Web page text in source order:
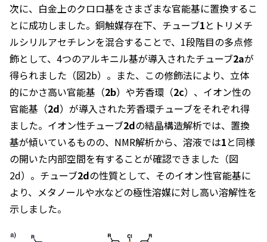
次に、白金上のクロロ基をさまざまな官能基に置換するこ
とに成功しました。銅触媒存在下、チューブ1とトリメチ
ルシリルアセチレンを混合することで、1段階目の多点修
飾として、4つのアルキニル基が導入されたチューブ2aが
得られました（図2b）。また、この修飾法により、立体
的にかさ高い官能基（2b）や芳香環（2c）、イオン性の
官能基（2d）が導入された芳香環チューブをそれぞれ得
ました。イオン性チューブ2dの結晶構造解析では、置換
基が傾いているものの、NMR解析から、溶液では1と同様
の開いた内部空間を有することが確認できました（図
2d）。チューブ2dの性質として、そのイオン性官能基に
より、メタノールや水などの極性溶媒に対し高い溶解性を
示しました。